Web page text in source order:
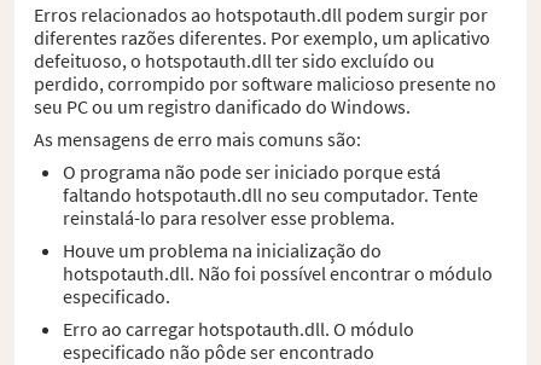
Erros relacionados ao hotspotauth.dll podem surgir por
diferentes razões diferentes. Por exemplo, um aplicativo
defeituoso, o hotspotauth.dll ter sido excluído ou
perdido, corrompido por software malicioso presente no
seu PC ou um registro danificado do Windows.
As mensagens de erro mais comuns são:
O programa não pode ser iniciado porque está
faltando hotspotauth.dll no seu computador. Tente
reinstalá-lo para resolver esse problema.
Houve um problema na inicialização do
hotspotauth.dll. Não foi possível encontrar o módulo
especificado.
Erro ao carregar hotspotauth.dll. O módulo
especificado não pôde ser encontrado